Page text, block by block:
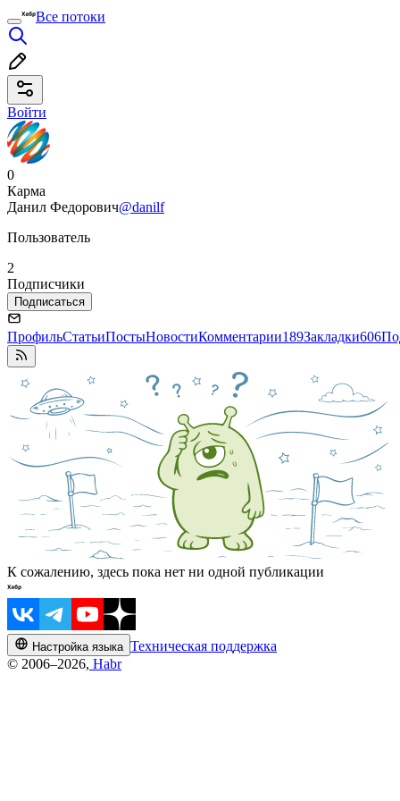
Все потоки
Войти
0
Карма
Данил Федорович@danilf
Пользователь
2
Подписчики
Подписаться
ПрофильСтатьиПостыНовостиКомментарии189Закладки606
К сожалению, здесь пока нет ни одной публикации
Настройка языка Техническая поддержка
© 2006–2026, Habr